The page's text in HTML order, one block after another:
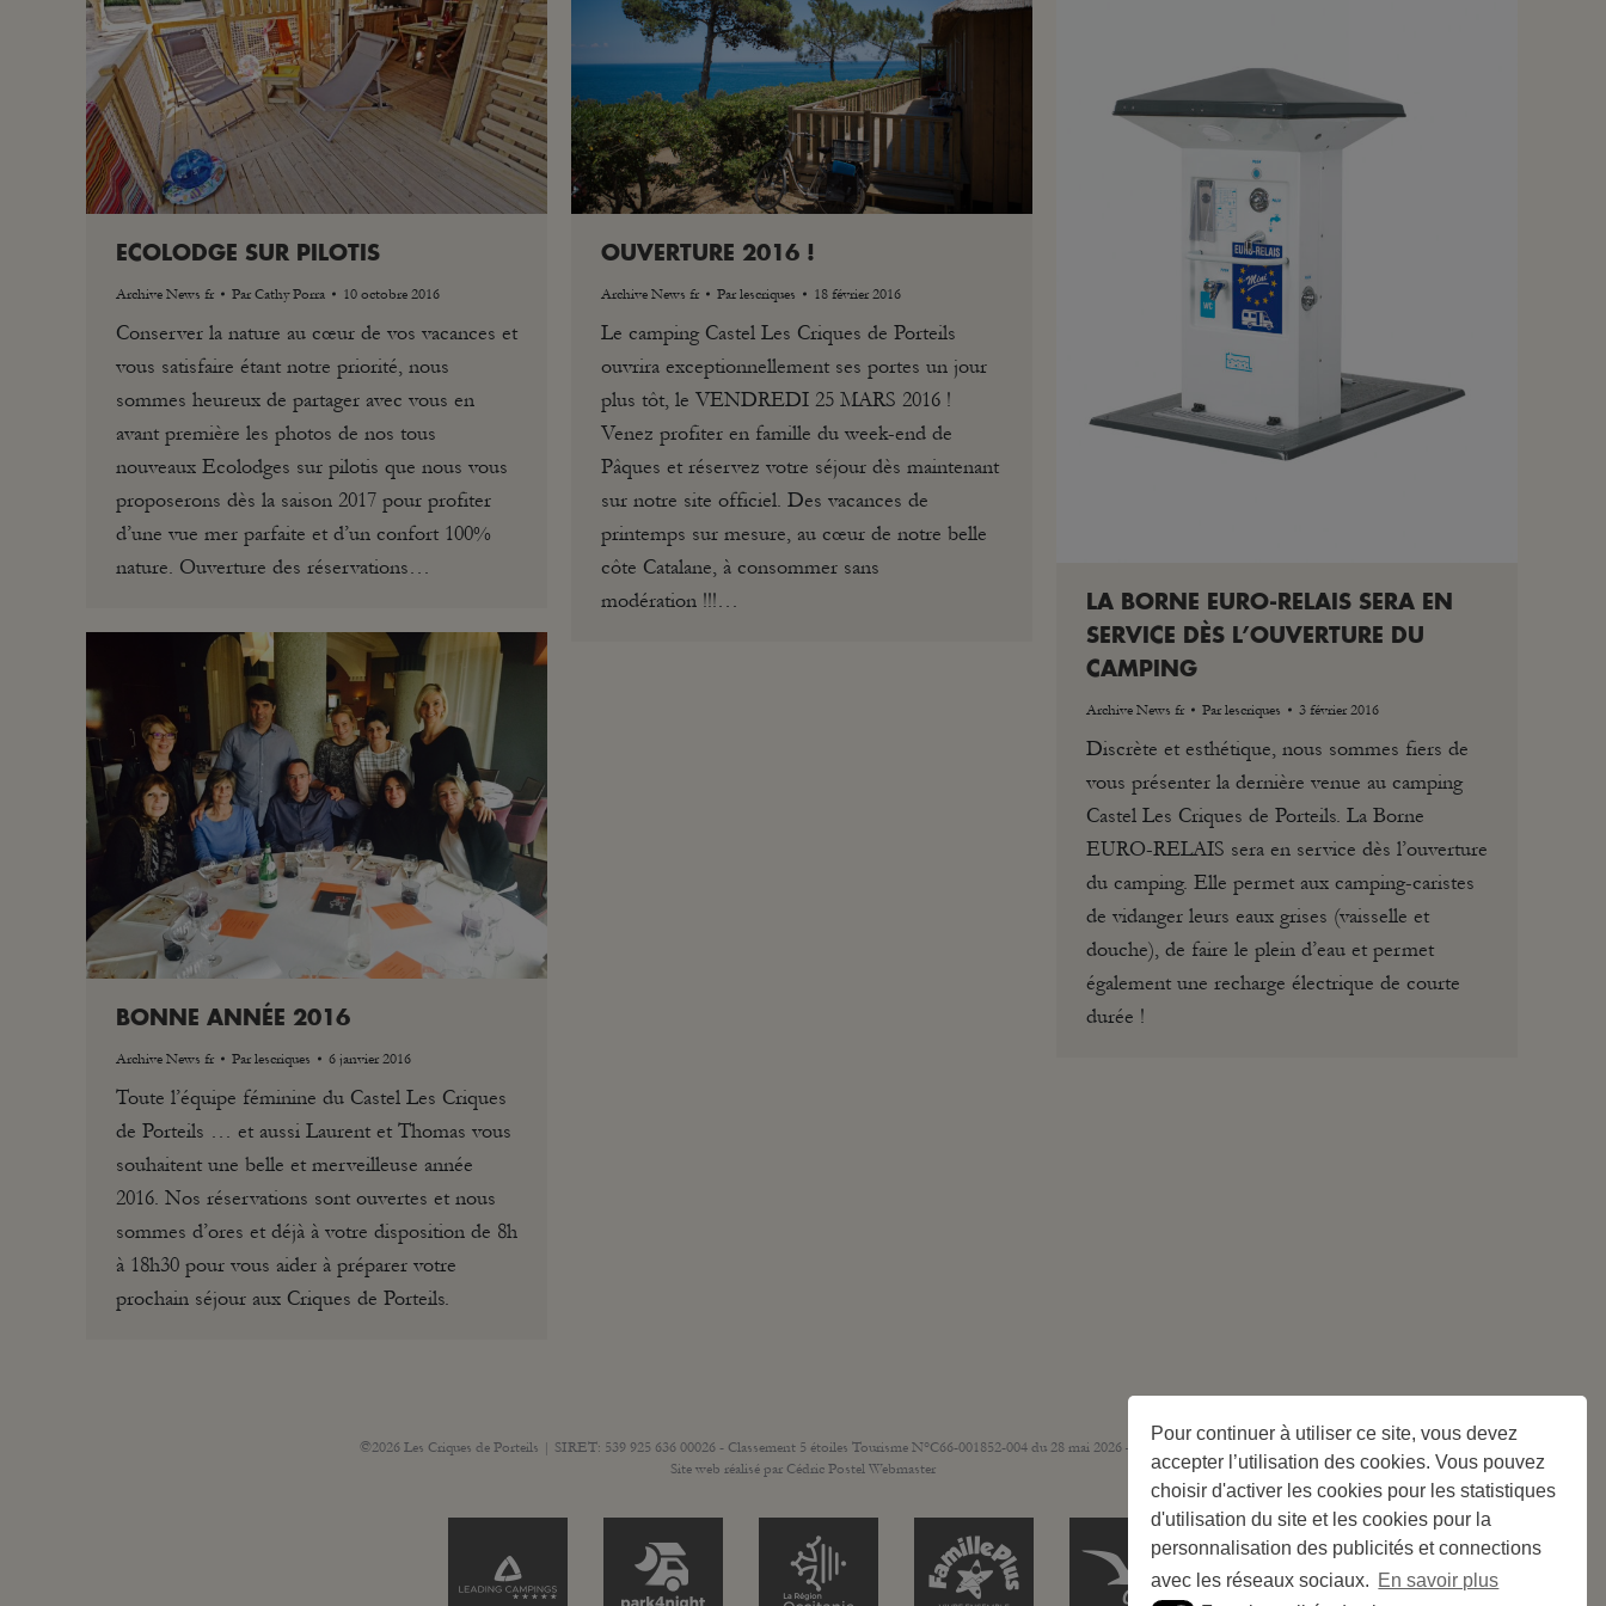
Pour continuer à utiliser ce site, vous devez
accepter l’utilisation des cookies. Vous pouvez
choisir d'activer les cookies pour les statistiques
d'utilisation du site et les cookies pour la
personnalisation des publicités et connections
avec les réseaux sociaux. En savoir plus
ECOLODGE SUR PILOTIS
Archive News fr Par Cathy Porra 10 octobre 2016
Conserver la nature au cœur de vos vacances et
vous satisfaire étant notre priorité, nous
sommes heureux de partager avec vous en
avant première les photos de nos tous
nouveaux Ecolodges sur pilotis que nous vous
proposerons dès la saison 2017 pour profiter
d’une vue mer parfaite et d’un confort 100%
nature. Ouverture des réservations…
OUVERTURE 2016 !
Archive News fr Par lescriques 18 février 2016
Le camping Castel Les Criques de Porteils
ouvrira exceptionnellement ses portes un jour
plus tôt, le VENDREDI 25 MARS 2016 !
Venez profiter en famille du week-end de
Pâques et réservez votre séjour dès maintenant
sur notre site officiel. Des vacances de
printemps sur mesure, au cœur de notre belle
côte Catalane, à consommer sans
modération !!!…
LA BORNE EURO-RELAIS SERA EN
SERVICE DÈS L’OUVERTURE DU
CAMPING
Archive News fr Par lescriques 3 février 2016
Discrète et esthétique, nous sommes fiers de
vous présenter la dernière venue au camping
Castel Les Criques de Porteils. La Borne
EURO-RELAIS sera en service dès l’ouverture
du camping. Elle permet aux camping-caristes
de vidanger leurs eaux grises (vaisselle et
douche), de faire le plein d’eau et permet
également une recharge électrique de courte
durée !
BONNE ANNÉE 2016
Archive News fr Par lescriques 6 janvier 2016
Toute l’équipe féminine du Castel Les Criques
de Porteils … et aussi Laurent et Thomas vous
souhaitent une belle et merveilleuse année
2016. Nos réservations sont ouvertes et nous
sommes d’ores et déjà à votre disposition de 8h
à 18h30 pour vous aider à préparer votre
prochain séjour aux Criques de Porteils.
©2026 Les Criques de Porteils | SIRET: 539 925 636 00026 - Classement 5 étoiles Tourisme N°C66-001852-004 du 28 mai 2026 – 244 emplacements
Site web réalisé par Cédric Postel Webmaster